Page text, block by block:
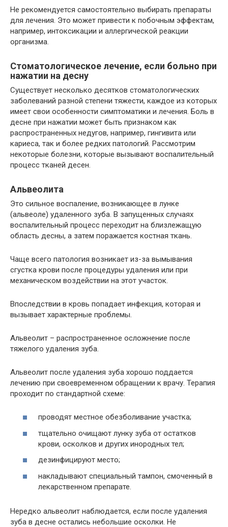
Не рекомендуется самостоятельно выбирать препараты
для лечения. Это может привести к побочным эффектам,
например, интоксикации и аллергической реакции
организма.
Стоматологическое лечение, если больно при
нажатии на десну
Существует несколько десятков стоматологических
заболеваний разной степени тяжести, каждое из которых
имеет свои особенности симптоматики и лечения. Боль в
десне при нажатии может быть признаком как
распространенных недугов, например, гингивита или
кариеса, так и более редких патологий. Рассмотрим
некоторые болезни, которые вызывают воспалительный
процесс тканей десен.
Альвеолита
Это сильное воспаление, возникающее в лунке
(альвеоле) удаленного зуба. В запущенных случаях
воспалительный процесс переходит на близлежащую
область десны, а затем поражается костная ткань.
Чаще всего патология возникает из-за вымывания
сгустка крови после процедуры удаления или при
механическом воздействии на этот участок.
Впоследствии в кровь попадает инфекция, которая и
вызывает характерные проблемы.
Альвеолит – распространенное осложнение после
тяжелого удаления зуба.
Альвеолит после удаления зуба хорошо поддается
лечению при своевременном обращении к врачу. Терапия
проходит по стандартной схеме:
проводят местное обезболивание участка;
тщательно очищают лунку зуба от остатков
крови, осколков и других инородных тел;
дезинфицируют место;
накладывают специальный тампон, смоченный в
лекарственном препарате.
Нередко альвеолит наблюдается, если после удаления
зуба в десне остались небольшие осколки. Не